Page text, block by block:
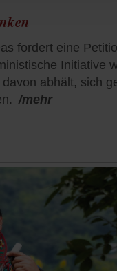
fordert eine
Initiative
abhält, sich
/mehr